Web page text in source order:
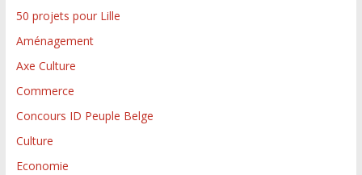
50 projets pour Lille
Aménagement
Axe Culture
Commerce
Concours ID Peuple Belge
Culture
Economie